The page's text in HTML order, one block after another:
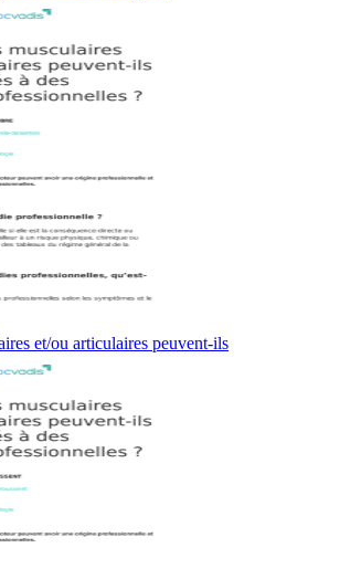
et/ou articulaires peuvent-ils